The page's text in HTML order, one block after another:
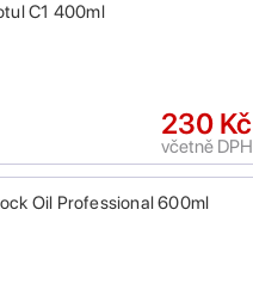
C1 400ml
230 Kč
včetně DPH
Oil Professional 600ml